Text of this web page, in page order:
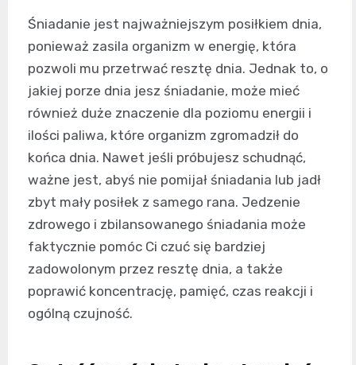
Śniadanie jest najważniejszym posiłkiem dnia,
ponieważ zasila organizm w energię, która
pozwoli mu przetrwać resztę dnia. Jednak to, o
jakiej porze dnia jesz śniadanie, może mieć
również duże znaczenie dla poziomu energii i
ilości paliwa, które organizm zgromadził do
końca dnia. Nawet jeśli próbujesz schudnąć,
ważne jest, abyś nie pomijał śniadania lub jadł
zbyt mały posiłek z samego rana. Jedzenie
zdrowego i zbilansowanego śniadania może
faktycznie pomóc Ci czuć się bardziej
zadowolonym przez resztę dnia, a także
poprawić koncentrację, pamięć, czas reakcji i
ogólną czujność.